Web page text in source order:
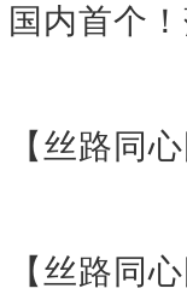
国内首个
【丝路同
【丝路同